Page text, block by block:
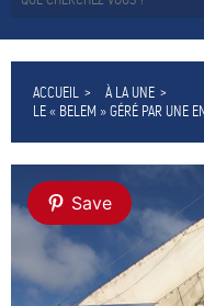
ACCUEIL
À LA UNE
LE « BELEM » GÉRÉ PAR UNE
Save